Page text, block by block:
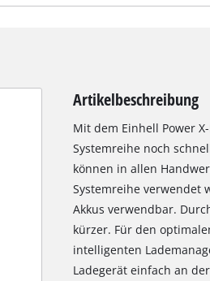
Artikelbeschreibung
Mit dem Einhell Power
Systemreihe noch
können in allen
Systemreihe verwendet
Akkus verwendbar.
kürzer. Für den
intelligenten
Ladegerät einfach an